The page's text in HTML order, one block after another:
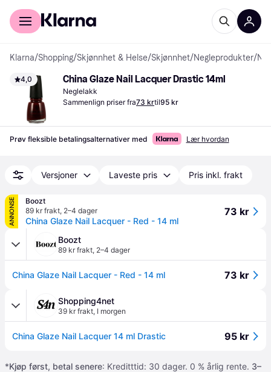
For kunder
Klarna/Shopping/Skjønnhet & Helse/Skjønnhet/Negleprodukter/
4,0 China Glaze Nail Lacquer Drastic 14ml
Neglelakk
Sammenlign priser fra73 krtil95 kr
Prøv fleksible betalingsalternativer med Lær hvordan
Versjoner Laveste pris Pris inkl. frakt
ANNONSE
Boozt
89 kr frakt, 2–4 dager
China Glaze Nail Lacquer - Red - 14 ml
73 kr
Boozt
89 kr frakt, 2–4 dager
China Glaze Nail Lacquer - Red - 14 ml 73 kr
Shopping4net
39 kr frakt, I morgen
China Glaze Nail Lacquer 14 ml Drastic 95 kr
*Kjøp først, betal senere: Kreditttid: 30 dager. 0 % årlig rente. 3–